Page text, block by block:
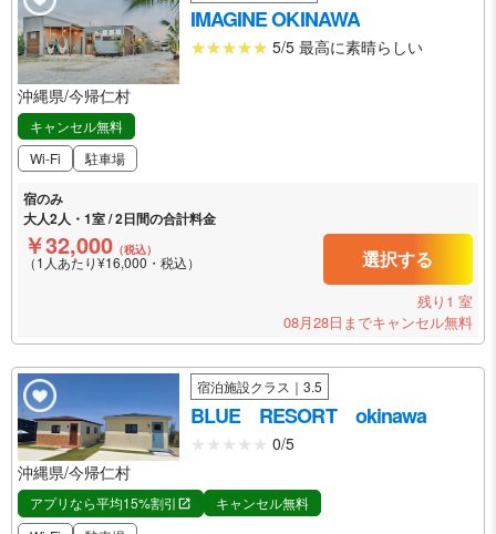
IMAGINE OKINAWA
5/5 最高に素晴らしい
沖縄県/今帰仁村
キャンセル無料
Wi-Fi
駐車場
宿のみ
大人2人・1室 / 2日間の合計料金
￥32,000 （税込）
（1人あたり¥16,000・税込） 選択する
残り1 室
08月28日までキャンセル無料
宿泊施設クラス｜3.5
BLUE RESORT okinawa
0/5
沖縄県/今帰仁村
アプリなら平均15%割引
キャンセル無料